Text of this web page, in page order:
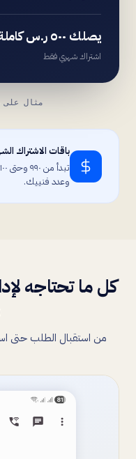
يصلك ٥٠٠ ر.س كاملة
اشتراك شهري فقط
مثال على
باقات الاشتراك
وعدد فنييك.
كل ما تحتاجه
من استقبال الطلب حتى